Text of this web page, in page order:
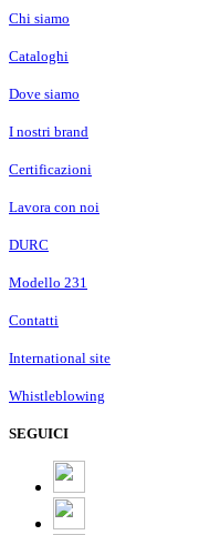
Chi siamo
Cataloghi
Dove siamo
I nostri brand
Certificazioni
Lavora con noi
DURC
Modello 231
Contatti
International site
Whistleblowing
SEGUICI